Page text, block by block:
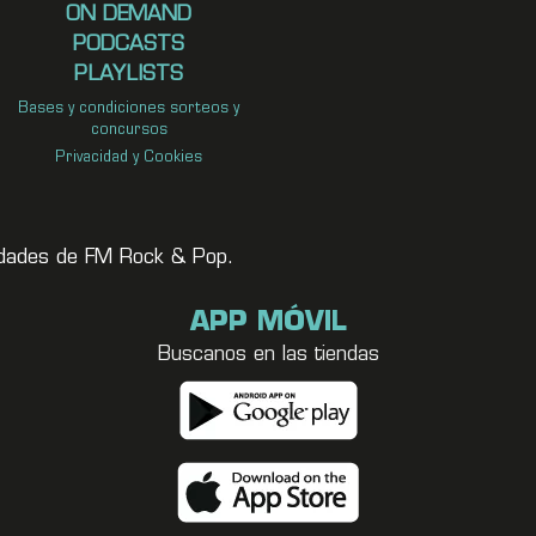
ON DEMAND
PODCASTS
PLAYLISTS
Bases y condiciones sorteos y
concursos
Privacidad y Cookies
de FM Rock & Pop.
APP MÓVIL
Buscanos en las tiendas